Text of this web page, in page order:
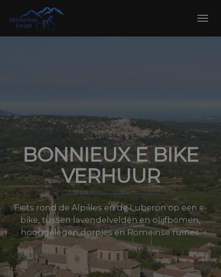
content
BONNIEUX E BIKE
VERHUUR
Fiets rond de Alpilles en de Luberon op een e-
bike, tussen lavendelvelden en olijfbomen,
hooggelegen dorpjes en Romeinse ruïnes.